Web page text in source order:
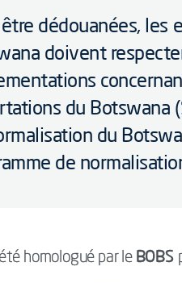
dédouanées, les
doivent
du Botswana
du
de
homologué par le BOBS